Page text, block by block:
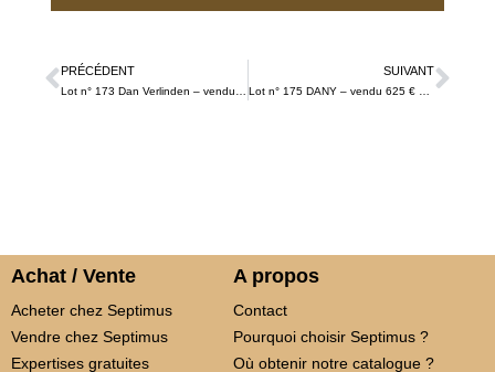
PRÉCÉDENT SUIVANT
Achat / Vente
Acheter chez Septimus
Vendre chez Septimus
Expertises gratuites
A propos
Contact
Pourquoi choisir Septimus ?
Où obtenir notre catalogue ?